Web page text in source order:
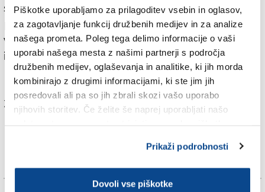
Piškotke uporabljamo za prilagoditev vsebin in oglasov,
za zagotavljanje funkcij družbenih medijev in za analize
našega prometa. Poleg tega delimo informacije o vaši
uporabi našega mesta z našimi partnerji s področja
družbenih medijev, oglaševanja in analitike, ki jih morda
kombinirajo z drugimi informacijami, ki ste jim jih
posredovali ali pa so jih zbrali skozi vašo uporabo
njihovih storitev. Če želite še naprej uporabljati našo
Prikaži podrobnosti
Dovoli vse piškotke
sta si bila enotna oba sogovornika, ki sta obenem
poudarila, da si tudi velika mesta zaslužijo imeti klube
v A-ligi. »A pravico do tega si morajo izboriti na parketu
in ne kupovati licenc od drugih mest,« sta še dodala.
Več v današnji (sobotni) izdaji Primorskega dnevnika.
Za branje in pisanje komentarjev je potrebna prijava